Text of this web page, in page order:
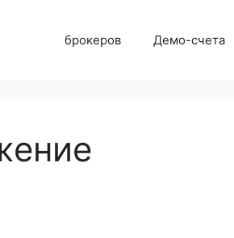
брокеров Демо-счета